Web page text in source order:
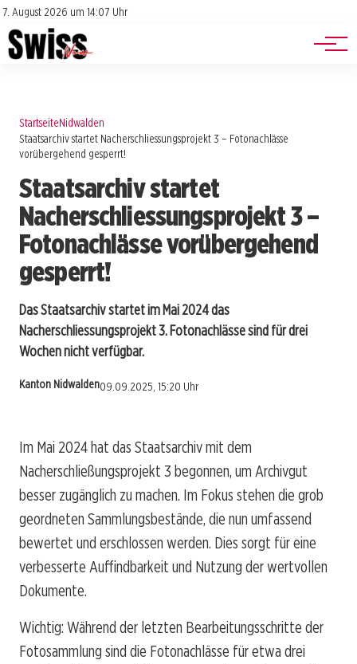
7. August 2026 um 14:07 Uhr
Impressum
Datenschutz
Jobs
Events
StartseiteNidwalden
Staatsarchiv startet Nacherschliessungsprojekt 3 – Fotonachlässe
vorübergehend gesperrt!
Staatsarchiv startet
Nacherschliessungsprojekt 3 –
Fotonachlässe vorübergehend
gesperrt!
Das Staatsarchiv startet im Mai 2024 das
Nacherschliessungsprojekt 3. Fotonachlässe sind für drei
Wochen nicht verfügbar.
Kanton Nidwalden09.09.2025, 15:20 Uhr
Im Mai 2024 hat das Staatsarchiv mit dem
Nacherschließungsprojekt 3 begonnen, um Archivgut
besser zugänglich zu machen. Im Fokus stehen die grob
geordneten Sammlungsbestände, die nun umfassend
bewertet und erschlossen werden. Dies sorgt für eine
verbesserte Auffindbarkeit und Nutzung der wertvollen
Dokumente.
Wichtig: Während der letzten Bearbeitungsschritte der
Fotosammlung sind die Fotonachlässe für etwa drei